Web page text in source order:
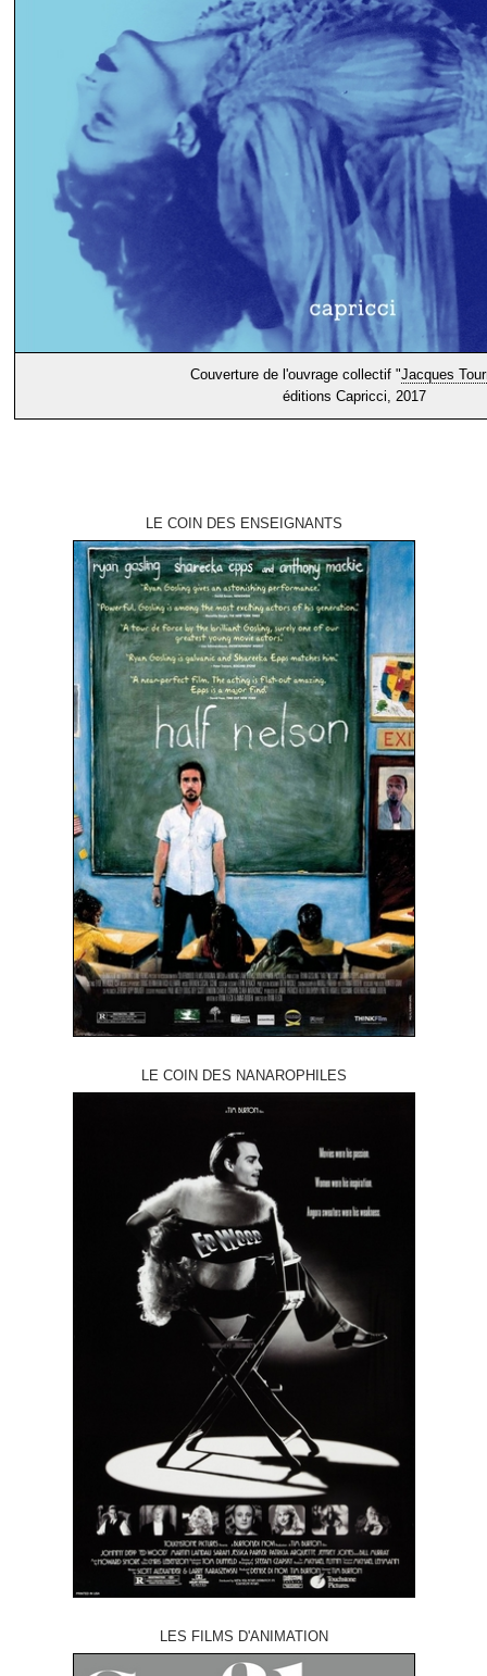
Couverture de l'ouvrage collectif "Jacques
éditions Capricci, 2017
LE COIN DES ENSEIGNANTS
LE COIN DES NANAROPHILES
LES FILMS D'ANIMATION